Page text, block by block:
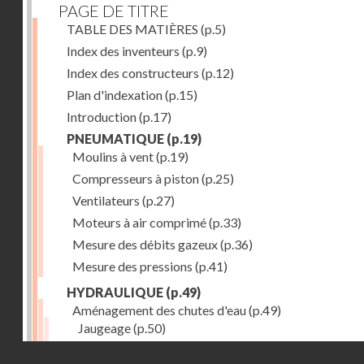
PAGE DE TITRE
TABLE DES MATIÈRES (p.5)
Index des inventeurs (p.9)
Index des constructeurs (p.12)
Plan d'indexation(p.15)
Introduction(p.17)
PNEUMATIQUE (p.19)
Moulins à vent(p.19)
Compresseurs à piston(p.25)
Ventilateurs (p.27)
Moteurs à air comprimé(p.33)
Mesure des débits gazeux(p.36)
Mesure des pressions (p.41)
HYDRAULIQUE (p.49)
Aménagement des chutes d'eau(p.49)
Jaugeage(p.50)